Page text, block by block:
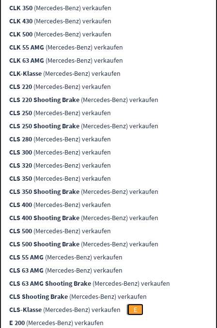
CLK 350 (Mercedes-Benz) verkaufen
CLK 430 (Mercedes-Benz) verkaufen
CLK 500 (Mercedes-Benz) verkaufen
CLK 55 AMG (Mercedes-Benz) verkaufen
CLK 63 AMG (Mercedes-Benz) verkaufen
CLK-Klasse (Mercedes-Benz) verkaufen
CLS 220 (Mercedes-Benz) verkaufen
CLS 220 Shooting Brake (Mercedes-Benz) verkaufen
CLS 250 (Mercedes-Benz) verkaufen
CLS 250 Shooting Brake (Mercedes-Benz) verkaufen
CLS 280 (Mercedes-Benz) verkaufen
CLS 300 (Mercedes-Benz) verkaufen
CLS 320 (Mercedes-Benz) verkaufen
CLS 350 (Mercedes-Benz) verkaufen
CLS 350 Shooting Brake (Mercedes-Benz) verkaufen
CLS 400 (Mercedes-Benz) verkaufen
CLS 400 Shooting Brake (Mercedes-Benz) verkaufen
CLS 500 (Mercedes-Benz) verkaufen
CLS 500 Shooting Brake (Mercedes-Benz) verkaufen
CLS 55 AMG (Mercedes-Benz) verkaufen
CLS 63 AMG (Mercedes-Benz) verkaufen
CLS 63 AMG Shooting Brake (Mercedes-Benz) verkaufen
CLS Shooting Brake (Mercedes-Benz) verkaufen
CLS-Klasse (Mercedes-Benz) verkaufen
E
E 200 (Mercedes-Benz) verkaufen